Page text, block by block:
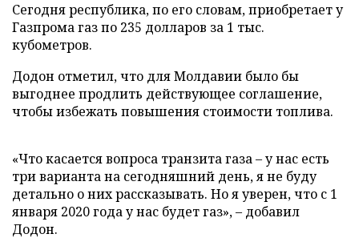
Сегодня республика, по его словам, приобретает у
Газпрома газ по 235 долларов за 1 тыс.
кубометров.
Додон отметил, что для Молдавии было бы
выгоднее продлить действующее соглашение,
чтобы избежать повышения стоимости топлива.
«Что касается вопроса транзита газа – у нас есть
три варианта на сегодняшний день, я не буду
детально о них рассказывать. Но я уверен, что с 1
января 2020 года у нас будет газ», – добавил
Додон.